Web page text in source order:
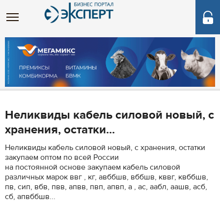
Неликвиды кабель силовой новый, с
хранения, остатки...
Неликвиды кабель силовой новый, с хранения, остатки
закупаем оптом по всей России
на постоянной основе закупаем кабель силовой
различных марок ввг , кг, авббшв, вббшв, кввг, квббшв,
пв, сип, вбв, пвв, апвв, пвп, апвп, а , ас, аабл, аашв, асб,
сб, апвббшв...